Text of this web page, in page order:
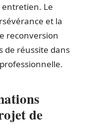
Le
et la
reconversion
de réussite dans
de